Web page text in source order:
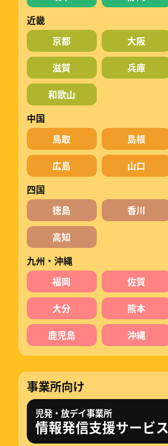
近畿
京都
大阪
滋賀 兵庫
和歌山
中国
鳥取
島根
広島
山口
四国
徳島
香川
高知
九州・沖縄
福岡
佐賀
大分 熊本
鹿児島 沖縄
事業所向け
児発・放デイ事業所
情報発信支援サービス